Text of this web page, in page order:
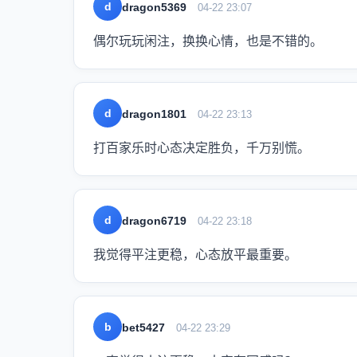
d dragon5369 04-22 23:07
偶尔玩玩闲注，换换心情，也是不错的。
d dragon1801 04-22 23:13
打百家乐时心态决定胜负，千万别慌。
d dragon6719 04-22 23:18
我觉得平注更稳，心态放平最重要。
b bet5427 04-22 23:29